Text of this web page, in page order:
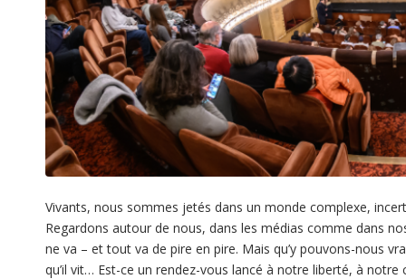
Vivants, nous sommes jetés dans un monde complexe,
Regardons autour de nous, dans les médias comme dans
ne va – et tout va de pire en pire. Mais qu’y pouvons-nous
qu’il vit… Est-ce un rendez-vous lancé à notre liberté, à notre